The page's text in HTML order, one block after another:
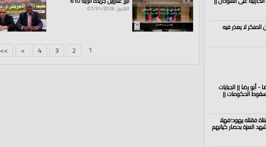
لا يعذر فيه
أبو رضا || الجبايات
الحكومات ||
فقتله يهود؛فهلا
العزة بحصار كيانهم
التاريخ: 07/31/2026
1
2
3
4
>
>>